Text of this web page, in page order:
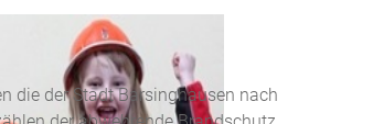
die der Stadt Barsinghausen nach